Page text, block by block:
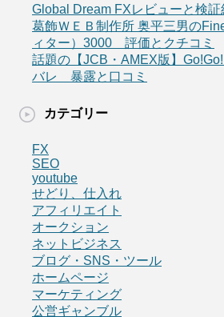
Global Dream FXレビューと検証
葛飾ＷＥＢ制作所 奥平三男の
ィター）3000 評価とクチコミ
話題の【JCB・AMEX版】
バレ 暴露と口コミ
カテゴリー
FX
SEO
youtube
せどり、仕入れ
アフィリエイト
オークション
ネットビジネス
ブログ・SNS・ツール
ホームページ
マーケティング
公営ギャンブル